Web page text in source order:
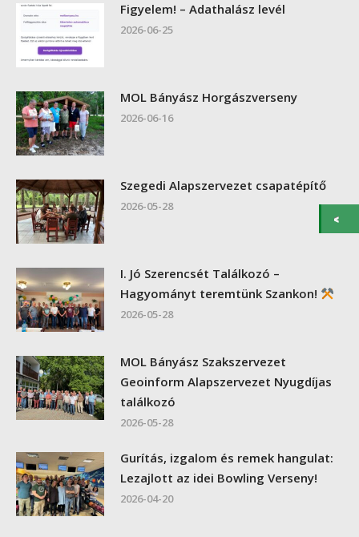
Figyelem! – Adathalász levél
2026-06-25
MOL Bányász Horgászverseny
2026-06-16
Szegedi Alapszervezet csapatépítő
2026-05-28
I. Jó Szerencsét Találkozó –
Hagyományt teremtünk Szankon!
2026-05-28
MOL Bányász Szakszervezet
Geoinform Alapszervezet Nyugdíjas
találkozó
2026-05-28
Gurítás, izgalom és remek hangulat:
Lezajlott az idei Bowling Verseny!
2026-04-20